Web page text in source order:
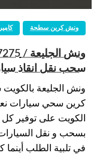
ونش كرين سطحة
سحب نقل انقاذ
ونش الجليعة
كرين سحي سيارات
الكويت على توفير
بسحب و نقل
في تلبية الطلب